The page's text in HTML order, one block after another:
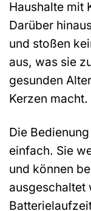
Haushalte mit
Darüber
und stoßen
aus, was sie
gesunden
Kerzen macht.
Die
einfach. Sie
und können
ausgeschaltet